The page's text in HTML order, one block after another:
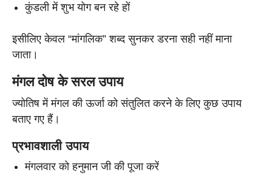
कुंडली में शुभ योग बन रहे हों
इसीलिए केवल “मांगलिक” शब्द सुनकर डरना सही नहीं माना
जाता।
मंगल दोष के सरल उपाय
ज्योतिष में मंगल की ऊर्जा को संतुलित करने के लिए कुछ उपाय
बताए गए हैं।
प्रभावशाली उपाय
मंगलवार को हनुमान जी की पूजा करें